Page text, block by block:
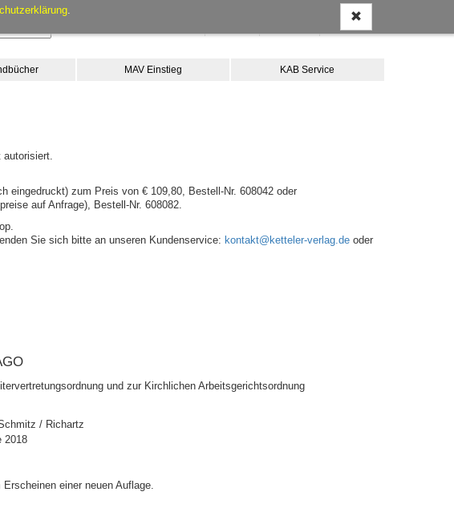
.
Warenkorb
MAV Einstieg KAB Service
autorisiert.
eingedruckt) zum Preis von € 109,80, Bestell-Nr. 608042 oder
auf Anfrage), Bestell-Nr. 608082.
Sie sich bitte an unseren Kundenservice: kontakt@ketteler-verlag.de oder
und zur Kirchlichen Arbeitsgerichtsordnung
/ Richartz
2018
einer neuen Auflage.